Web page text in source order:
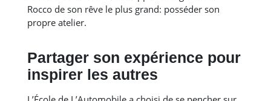
Rocco de son rêve le plus grand: posséder son
propre atelier.
Partager son expérience pour
inspirer les autres